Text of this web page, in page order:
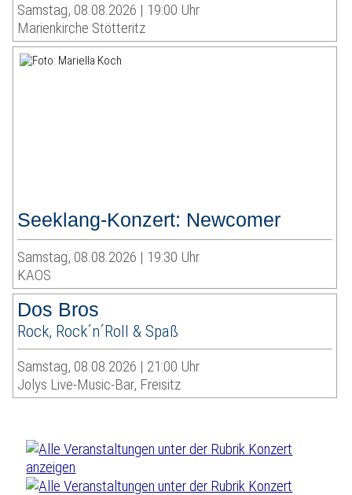
Samstag, 08.08.2026 | 19:00 Uhr
Marienkirche Stötteritz
Seeklang-Konzert: Newcomer
Samstag, 08.08.2026 | 19:30 Uhr
KAOS
Dos Bros
Rock, Rock´n´Roll & Spaß
Samstag, 08.08.2026 | 21:00 Uhr
Jolys Live-Music-Bar, Freisitz